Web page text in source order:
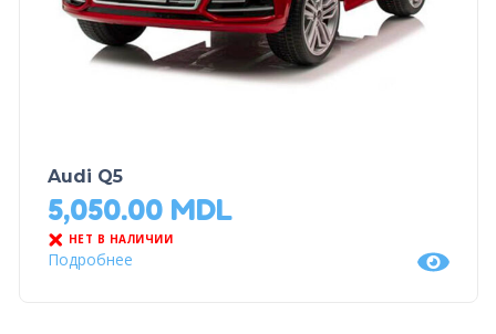
Audi Q5
5,050.00 MDL
НЕТ В НАЛИЧИИ
Подробнее